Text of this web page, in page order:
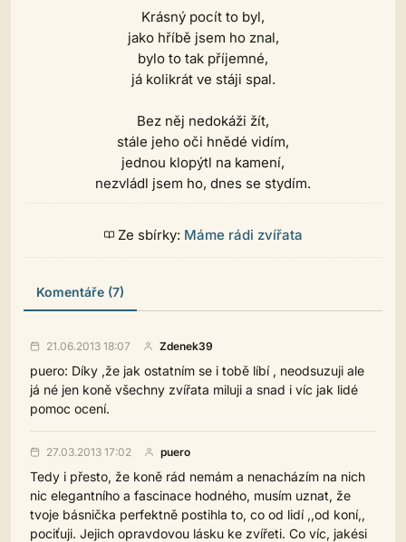
Krásný pocít to byl,
jako hříbě jsem ho znal,
bylo to tak příjemné,
já kolikrát ve stáji spal.
Bez něj nedokáži žít,
stále jeho oči hnědé vidím,
jednou klopýtl na kamení,
nezvládl jsem ho, dnes se stydím.
Ze sbírky: Máme rádi zvířata
Komentáře (7)
21.06.2013 18:07 Zdenek39
puero: Díky ,že jak ostatním se i tobě líbí , neodsuzuji ale
já né jen koně všechny zvířata miluji a snad i víc jak lidé
pomoc ocení.
27.03.2013 17:02 puero
Tedy i přesto, že koně rád nemám a nenacházím na nich
nic elegantního a fascinace hodného, musím uznat, že
tvoje básnička perfektně postihla to, co od lidí ,,od koní,,
pociťuji. Jejich opravdovou lásku ke zvířeti. Co víc, jakési